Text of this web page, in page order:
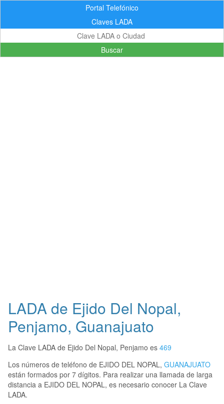
Portal Telefónico
Claves LADA
Buscar
LADA de Ejido Del Nopal,
Penjamo, Guanajuato
La Clave LADA de Ejido Del Nopal, Penjamo es 469
Los números de teléfono de EJIDO DEL NOPAL, GUANAJUATO
están formados por 7 dígitos. Para realizar una llamada de larga
distancia a EJIDO DEL NOPAL, es necesario conocer La Clave
LADA.